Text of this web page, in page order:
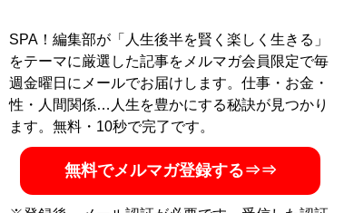
経営に関わりながら、世界中の成功本やビジネス書を読
破。近年は富裕層の思考法やライフスタイル、成功法則
を広めるべく執筆活動をしている。現在は自ら立ち上げ
た出版社2社や文化人タレントプロダクション、飲食業
のオーナー業の傍ら、執筆やコンサルティング、出版プ
ロデュース業を営んでいる。国内外問わず富裕層の実態
に詳しく、富裕層を相手に単にビジネスにとどまらな
い、個人の真に豊かな人生をみすえたコンサルティン
SPA！編集部が「人生後半を賢く楽しく生きる」
をテーマに厳選した記事をメルマガ会員限定で毎
週金曜日にメールでお届けします。仕事・お金・
性・人間関係…人生を豊かにする秘訣が見つかり
ます。無料・10秒で完了です。
無料でメルマガ登録する⇒⇒